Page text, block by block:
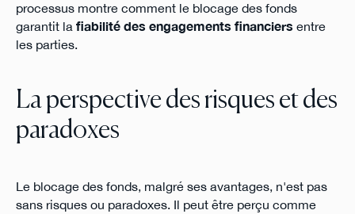
processus montre comment le blocage des fonds
garantit la fiabilité des engagements financiers entre
les parties.
La perspective des risques et des
paradoxes
Le blocage des fonds, malgré ses avantages, n'est pas
sans risques ou paradoxes. Il peut être perçu comme